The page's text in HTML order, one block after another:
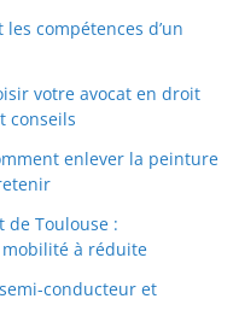
les compétences d’un
votre avocat en droit
conseils
enlever la peinture
de Toulouse :
à réduite
semi-conducteur et